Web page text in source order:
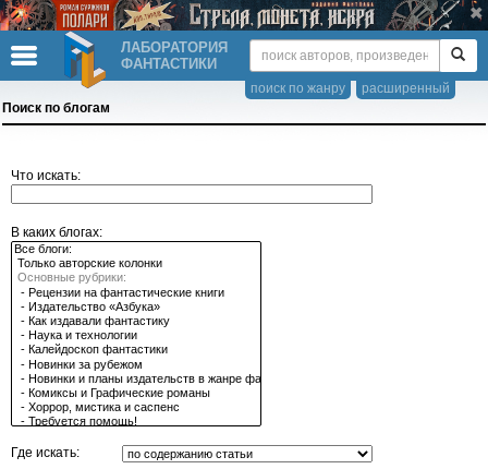
ЛАБОРАТОРИЯ
ФАНТАСТИКИ
расширенный
поиск по жанру
Поиск по блогам
Что искать:
В каких блогах:
Где искать: